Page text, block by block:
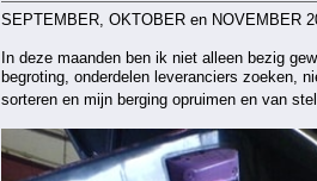
SEPTEMBER, OKTOBER en NOVEMBER
In deze maanden ben ik niet alleen bezig
begroting, onderdelen leveranciers zoeken,
sorteren en mijn berging opruimen en van